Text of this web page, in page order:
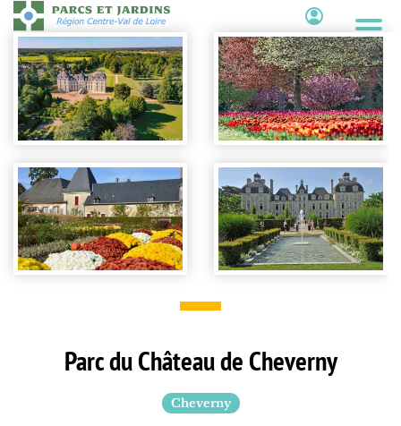
Aller
au
contenu
principal
Contenu
Parc du Château de Cheverny
Cheverny